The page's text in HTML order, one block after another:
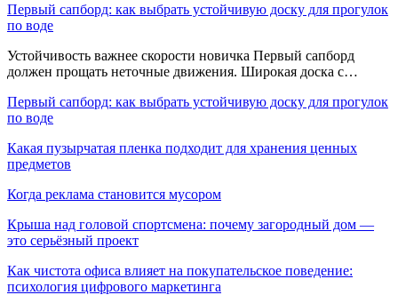
Первый сапборд: как выбрать устойчивую доску для прогулок
по воде
Устойчивость важнее скорости новичка Первый сапборд
должен прощать неточные движения. Широкая доска с…
Первый сапборд: как выбрать устойчивую доску для прогулок
по воде
Какая пузырчатая пленка подходит для хранения ценных
предметов
Когда реклама становится мусором
Крыша над головой спортсмена: почему загородный дом —
это серьёзный проект
Как чистота офиса влияет на покупательское поведение:
психология цифрового маркетинга